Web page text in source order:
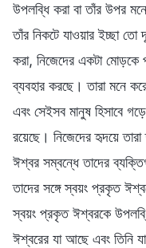
উপলব্ধি করা বা তাঁর উপর
তাঁর নিকটে যাওয়ার ইচ্ছা তো
করা, নিজেদের একটা মোড়কে
ব্যবহার করছে। তারা মনে
এবং সেইসব মানুষ হিসাবে
রয়েছে। নিজেদের হৃদয়ে তারা
ঈশ্বর সম্বন্ধে তাদের
তাদের সঙ্গে স্বয়ং প্রকৃত
স্বয়ং প্রকৃত ঈশ্বরকে
ঈশ্বরের যা আছে এবং তিনি